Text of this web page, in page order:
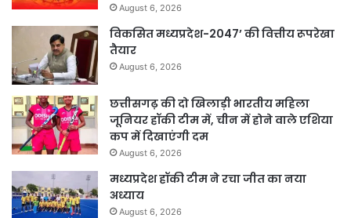
August 6, 2026
विकसित मध्यप्रदेश-2047’ की वित्तीय रूपरेखा
तैयार
August 6, 2026
छत्तीसगढ़ की दो खिलाड़ी भारतीय महिला
जूनियर हॉकी टीम में, चीन में होने वाले एशिया
कप में दिखाएंगी दम
August 6, 2026
मध्यप्रदेश हॉकी टीम ने रचा जीत का नया
अध्याय
August 6, 2026